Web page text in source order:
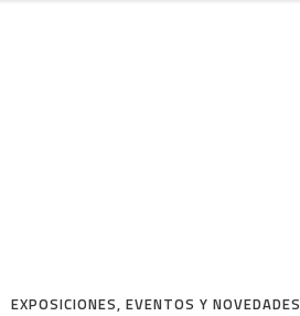
EXPOSICIONES, EVENTOS Y NOVEDADES